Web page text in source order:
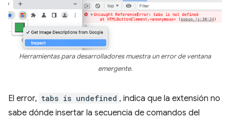
Herramientas para desarrolladores muestra un error de ventana
emergente.
El error, tabs is undefined , indica que la extensión no
sabe dónde insertar la secuencia de comandos del